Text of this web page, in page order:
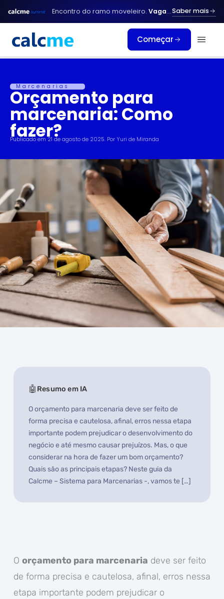
para
conteúdo
Encontro do ramo moveleiro. Vagas limitadas. Saber mais
Começar
Marcenarias
Orçamento para
marcenaria: Como
fazer?
Publicado em 21 de agosto de 2025. PorYuri de Miranda
Resumo em IA
O orçamento para marcenaria deve ser feito de
forma precisa e cautelosa, afinal, erros nessa etapa
importante podem prejudicar o desenvolvimento do
negócio e até mesmo causar prejuízos. Mas, o que
considerar na hora de fazer um bom orçamento?
Quais são as principais etapas? Neste guia da
Calcme – Sistema para Marcenarias -, vamos te […]
O orçamento para marcenaria deve ser feito
de forma precisa e cautelosa, afinal, erros nessa
etapa importante podem prejudicar o